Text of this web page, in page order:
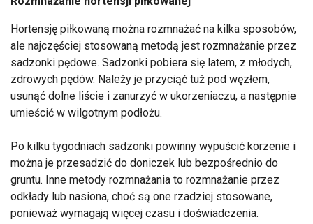
Hortensję piłkowaną można rozmnażać na kilka sposobów,
ale najczęściej stosowaną metodą jest rozmnażanie przez
sadzonki pędowe. Sadzonki pobiera się latem, z młodych,
zdrowych pędów. Należy je przyciąć tuż pod węzłem,
usunąć dolne liście i zanurzyć w ukorzeniaczu, a następnie
umieścić w wilgotnym podłożu.
Po kilku tygodniach sadzonki powinny wypuścić korzenie i
można je przesadzić do doniczek lub bezpośrednio do
gruntu. Inne metody rozmnażania to rozmnażanie przez
odkłady lub nasiona, choć są one rzadziej stosowane,
ponieważ wymagają więcej czasu i doświadczenia.